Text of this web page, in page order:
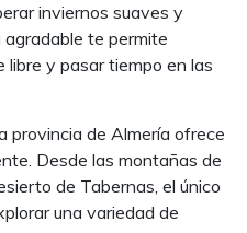
inviernos suaves y
agradable te permite
y pasar tiempo en las
provincia de Almería ofrece
Desde las montañas de
de Tabernas, el único
una variedad de